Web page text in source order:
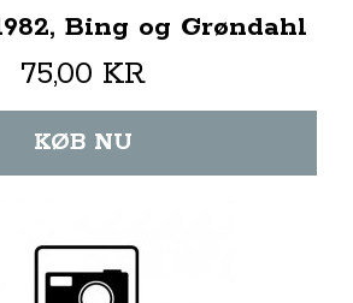
Bing og Grøndahl
75,00 KR
KØB NU